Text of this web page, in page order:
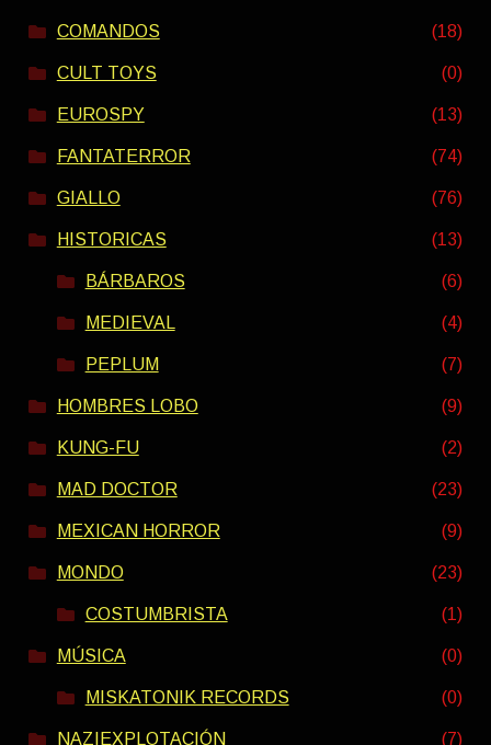
COMANDOS (18)
CULT TOYS (0)
EUROSPY (13)
FANTATERROR (74)
GIALLO (76)
HISTORICAS (13)
BÁRBAROS (6)
MEDIEVAL (4)
PEPLUM (7)
HOMBRES LOBO (9)
KUNG-FU (2)
MAD DOCTOR (23)
MEXICAN HORROR (9)
MONDO (23)
COSTUMBRISTA (1)
MÚSICA (0)
MISKATONIK RECORDS (0)
NAZIEXPLOTACIÓN (7)